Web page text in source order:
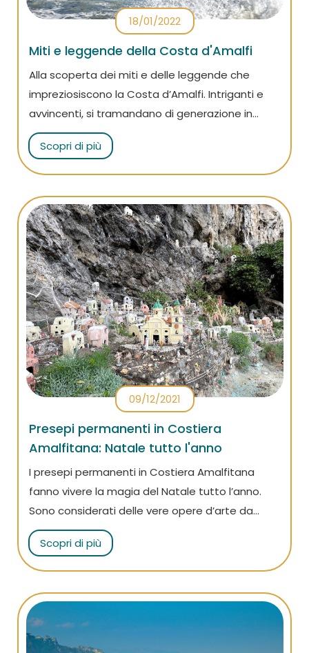
18/01/2022
Miti e leggende della Costa d'Amalfi
Alla scoperta dei miti e delle leggende che
impreziosiscono la Costa d’Amalfi. Intriganti e
avvincenti, si tramandano di generazione in
generazione.
Scopri di più
09/12/2021
Presepi permanenti in Costiera
Amalfitana: Natale tutto l'anno
I presepi permanenti in Costiera Amalfitana
fanno vivere la magia del Natale tutto l’anno.
Sono considerati delle vere opere d’arte da
visitare e rappresentano uno dei simboli più
antichi della tradizione campana.
Scopri di più